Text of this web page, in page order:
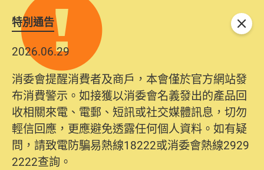
特別通告
2026.06.29
消委會提醒消費者及商戶，本會僅於官方網站發
布消費警示。如接獲以消委會名義發出的產品回
收相關來電、電郵、短訊或社交媒體訊息，切勿
輕信回應，更應避免透露任何個人資料。如有疑
問，請致電防騙易熱線18222或消委會熱線2929
2222查詢。
關閉